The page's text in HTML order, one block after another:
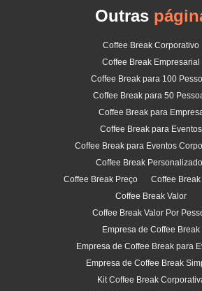
Outras
Coffee Break Corporativo
Coffee Break Empresarial
Coffee Break para 100
Coffee Break para 50
Coffee Break para
Coffee Break para Eventos
Coffee Break para Eventos
Coffee Break
Coffee Break Preço
Coffee Break
Coffee Break Valor
Coffee Break Valor Por
Empresa de Coffee Break
Empresa de Coffee Break para
Empresa de Coffee Break
Kit Coffee Break